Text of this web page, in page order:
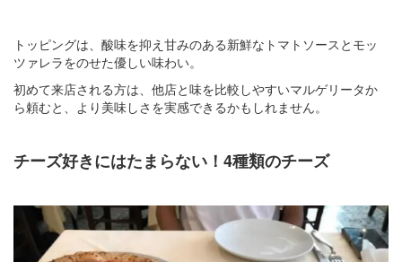
トッピングは、酸味を抑え甘みのある新鮮なトマトソースとモッ
ツァレラをのせた優しい味わい。
初めて来店される方は、他店と味を比較しやすいマルゲリータか
ら頼むと、より美味しさを実感できるかもしれません。
チーズ好きにはたまらない！4種類のチーズ